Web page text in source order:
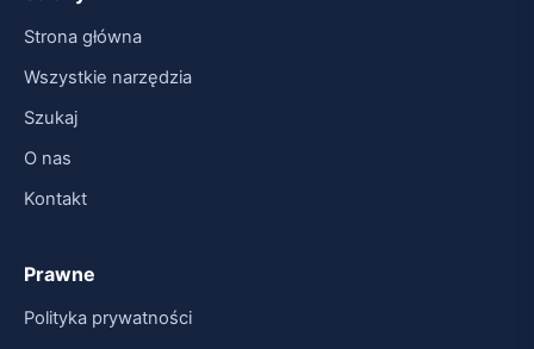
Strona główna
Wszystkie narzędzia
Szukaj
O nas
Kontakt
Prawne
Polityka prywatności